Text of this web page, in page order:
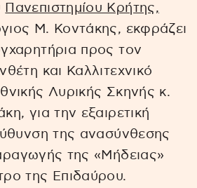
Πανεπιστημίου Κρήτης,
Μ. Κοντάκης, εκφράζει
προς τον
και Καλλιτεχνικό
Λυρικής Σκηνής κ.
για την εξαιρετική
της ανασύνθεσης
της «Μήδειας»
της Επιδαύρου.